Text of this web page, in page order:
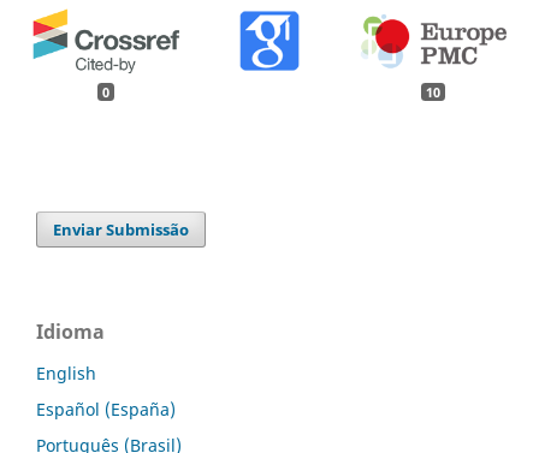
0 10
Enviar Submissão
Idioma
English
Español (España)
Português (Brasil)